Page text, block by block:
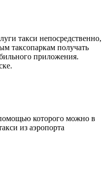
такси непосредственно,
таксопаркам получать
приложения.
которого можно в
из аэропорта